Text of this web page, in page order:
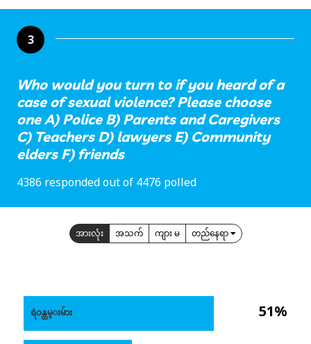
3
Who would you turn to if you heard of a
case of sexual violence? Please choose
one A) Police B) Parents and Caregivers
C) Teachers D) lawyers E) Community
elders F) friends
4386 responded out of 4476 polled
အားလုံး အသက် ကျား မ တည်နေရာ
51%
ရဲ၀န္ထမ္းမ်ား